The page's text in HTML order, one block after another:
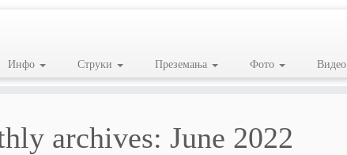
Инфо Струки Преземања Фото Видео
archives: June 2022